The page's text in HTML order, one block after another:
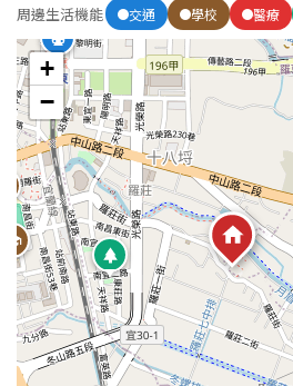
屋齡
不拘
5-10 年
20-30 年
40 年以上
售價
周邊生活機能 交通 學校 醫療
+
−